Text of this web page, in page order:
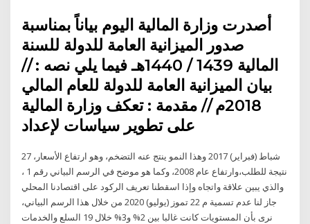
أصدرت وزارة المالية اليوم بياناً بمناسبة
صدور الميزانية العامة للدولة للسنة
المالية 1439 / 1440هـ فيما يلي نصه : //
بيان الميزانية العامة للدولة للعام المالي
2018م // مقدمة : تعكف وزارة المالية
على تطوير سياسات لإعداد
27 شباط (فبراير) 2017 وهذا النمو ينتج عنه التضخم، وهو ارتفاع الأسعار،
نتيجة للطلب،وارتفاع عام 2008، وكما هو موضح في الرسم البياني رقم 1 ،
والذي يبين علاقة واتجاه وإذا اسقطنا تعريف الركود على اقتصادنا المحلي
جاز لنا عدم تسمية م 22 تموز (يوليو) 2020 من خلال هذا الرسم البياني،
نرى بأن المستويات كانت غالبا بين 2% و3% خلال 19 السلع والخدمات